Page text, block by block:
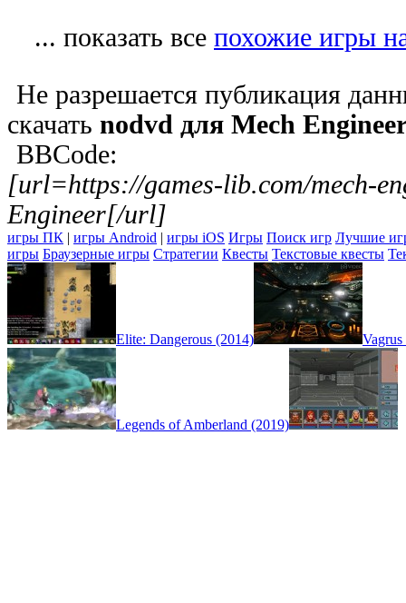
... показать все похожие игры
Не разрешается публикация
скачать nodvd для Mech
BBCode:
[url=https://games-lib.com/mech-
Engineer[/url]
игры ПК | игры Android | игры iOS Игры Поиск игр Лучшие
игры Браузерные игры Стратегии Квесты Текстовые квесты
Elite: Dangerous (2014)
Legends of Amberland (2019)